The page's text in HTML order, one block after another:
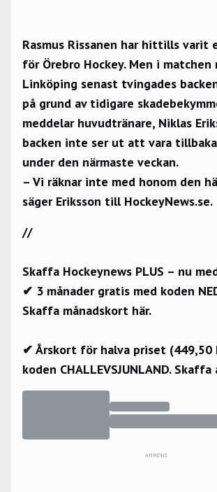
Rasmus Rissanen har hittills varit
för Örebro Hockey. Men i matchen
Linköping senast tvingades
på grund av tidigare
meddelar huvudtränare, Niklas
backen inte ser ut att vara
under den närmaste veckan.
– Vi räknar inte med honom den
säger Eriksson till HockeyNews.se.
//
Skaffa Hockeynews PLUS – nu
✔ 3 månader gratis med koden
Skaffa månadskort här.
✔ Årskort för halva priset (449,50
koden CHALLEVSJUNLAND. Skaffa
ANNONS